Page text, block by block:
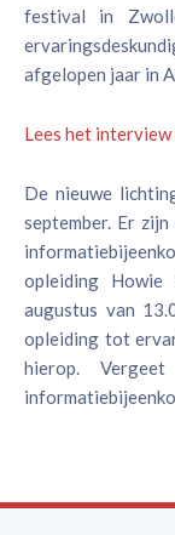
festival in
afgelopen jaar in
Lees het
De nieuwe
september. Er
opleiding
augustus van
opleiding tot
hierop.